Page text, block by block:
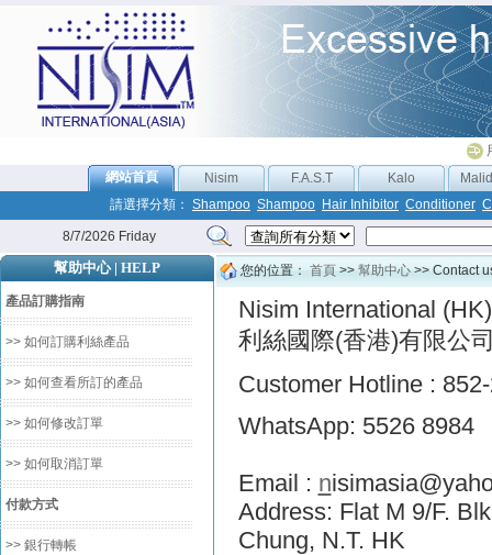
網站首頁
Nisim F.A.S.T Kalo
請選擇分類： Shampoo Shampoo Hair Inhibitor Conditioner
8/7/2026 Friday
幫助中心 | HELP
產品訂購指南
>> 如何訂購利絲產品
>> 如何查看所訂的產品
>> 如何修改訂單
>> 如何取消訂單
付款方式
>> 銀行轉帳
您的位置： 首頁 >> 幫助中心 >> Contact
Nisim International
利絲國際(香港)有限公
Customer Hotline :
WhatsApp: 5526 8984
Email : n
Address: Flat M 9/F.
Chung, N.T. HK